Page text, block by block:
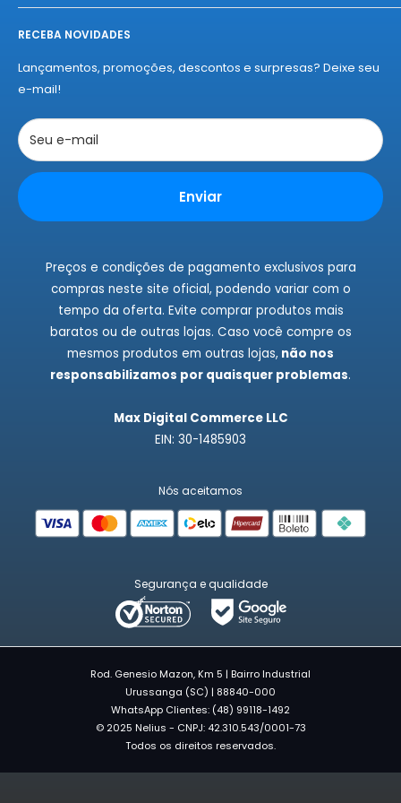
Nelius e se apaixone por nossos produtos!
Início
Sobre a Nelius
Termos de Entregas
Políticas de Privacidade
Trocas e Devoluções
Rastrear Pedidos
RECEBA NOVIDADES
Lançamentos, promoções, descontos e surpresas? Deixe seu
e-mail!
Seu e-mail
Enviar
Preços e condições de pagamento exclusivos para
compras neste site oficial, podendo variar com o
tempo da oferta. Evite comprar produtos mais
baratos ou de outras lojas. Caso você compre os
mesmos produtos em outras lojas, não nos
responsabilizamos por quaisquer problemas.
Max Digital Commerce LLC
EIN: 30-1485903
Nós aceitamos
Segurança e qualidade
Rod. Genesio Mazon, Km 5 | Bairro Industrial
Urussanga (SC) | 88840-000
WhatsApp Clientes: (48) 99118-1492
© 2025 Nelius - CNPJ: 42.310.543/0001-73
Todos os direitos reservados.